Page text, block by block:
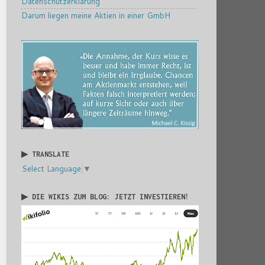
Darum liegen meine Aktien in einer GmbH
▶ TRANSLATE
Select Language ▼
▶ DIE WIKIS ZUM BLOG: JETZT INVESTIEREN!